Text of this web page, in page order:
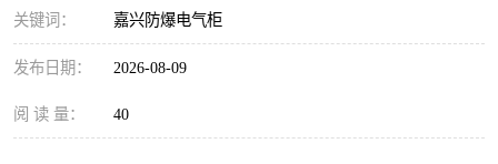
关键词： 嘉兴防爆电气柜
发布日期： 2026-08-09
阅 读 量： 40